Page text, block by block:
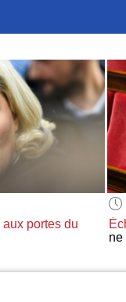
aux portes du
ne